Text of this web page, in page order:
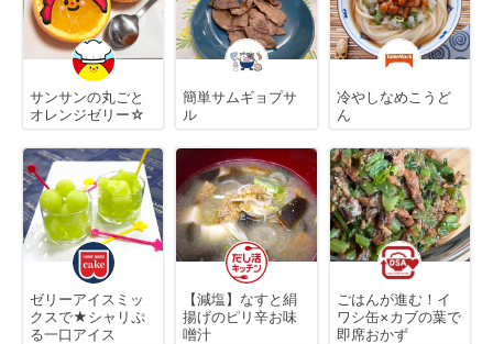
サンサンの丸ごと
オレンジゼリー☆
簡単サムギョプサ
ル
冷やしなめこうど
ん
ゼリーアイスミッ
クスで★シャリぷ
る一口アイス
【減塩】なすと絹
揚げのピリ辛お味
噌汁
ごはんが進む！イ
ワシ缶×カブの葉で
即席おかず